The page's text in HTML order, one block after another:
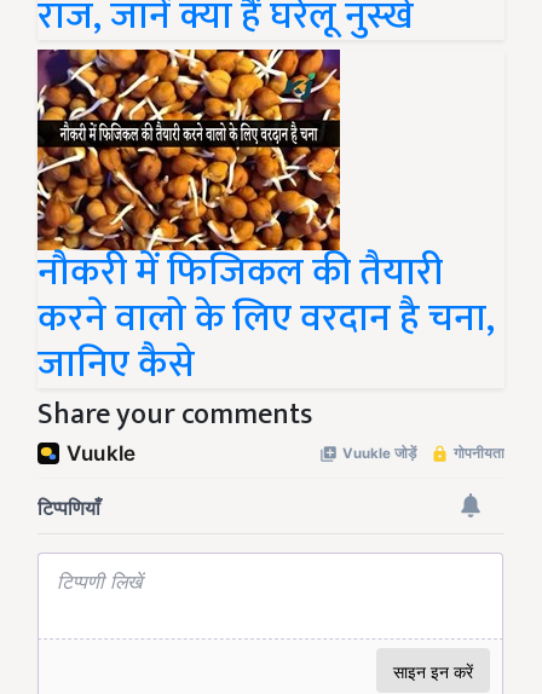
राज, जानें क्या हैं घरेलू नुस्खे
नौकरी में फिजिकल की तैयारी
करने वालो के लिए वरदान है चना,
जानिए कैसे
Share your comments